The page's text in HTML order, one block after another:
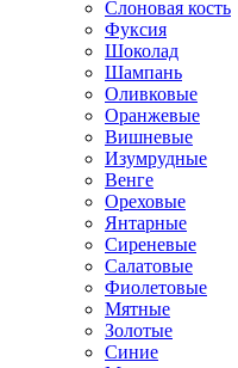
Слоновая кость
Фуксия
Шоколад
Шампань
Оливковые
Оранжевые
Вишневые
Изумрудные
Венге
Ореховые
Янтарные
Сиреневые
Салатовые
Фиолетовые
Мятные
Золотые
Синие